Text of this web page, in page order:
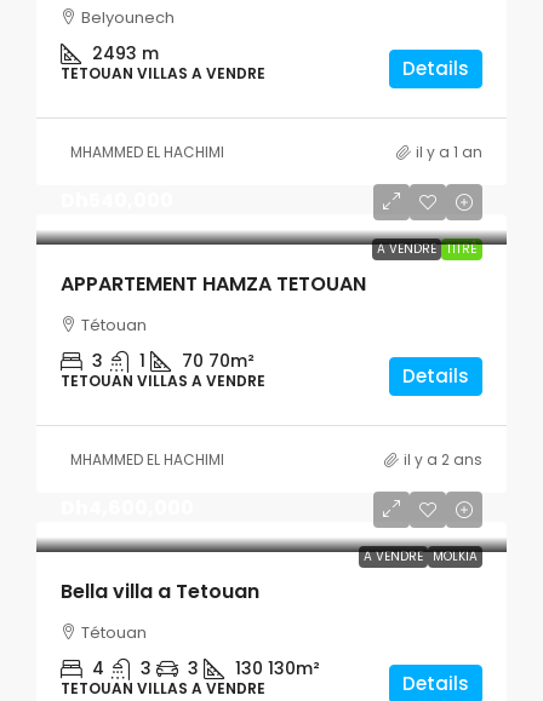
Belyounech
2493 m
TETOUAN VILLAS A VENDRE Details
MHAMMED EL HACHIMI il y a 1 an
A VENDRE TITRÉ
APPARTEMENT HAMZA TETOUAN
Tétouan
3 1 70 70m²
TETOUAN VILLAS A VENDRE Details
MHAMMED EL HACHIMI il y a 2 ans
A VENDRE MOLKIA
Bella villa a Tetouan
Tétouan
4 3 3 130 130m²
TETOUAN VILLAS A VENDRE Details